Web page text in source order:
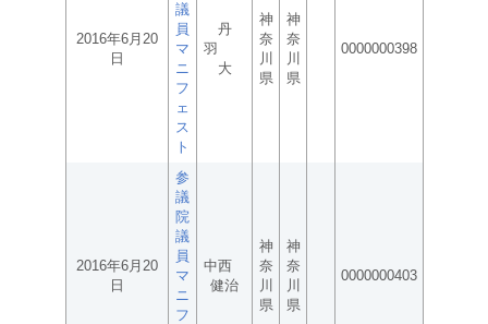
2016年6月20
日
議
員
マ
ニ
フ
ェ
ス
ト
丹
羽
大
神
奈
川
県
神
奈
川
県
0000000398
2016年6月20
日
参
議
院
議
員
マ
ニ
フ
中西
健治
神
奈
川
県
神
奈
川
県
0000000403